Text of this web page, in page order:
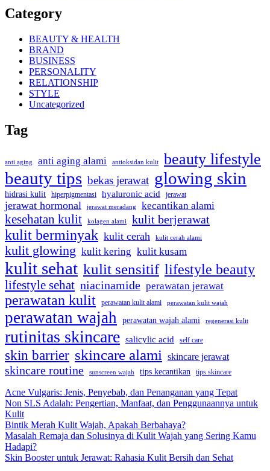
Category
BEAUTY & HEALTH
BRAND
BUSINESS
PERSONALITY
RELATIONSHIP
STYLE
Uncategorized
Tag
anti aging anti aging alami antioksidan kulit beauty lifestyle
beauty tips bekas jerawat glowing skin
hidrasi kulit hiperpigmentasi hyaluronic acid jerawat
jerawat hormonal jerawat meradang kecantikan alami
kesehatan kulit kolagen alami kulit berjerawat
kulit berminyak kulit cerah kulit cerah alami
kulit glowing kulit kering kulit kusam
kulit sehat kulit sensitif lifestyle beauty
lifestyle sehat niacinamide perawatan jerawat
perawatan kulit perawatan kulit alami perawatan kulit wajah
perawatan wajah perawatan wajah alami regenerasi kulit
rutinitas skincare salicylic acid self care
skin barrier skincare alami skincare jerawat
skincare routine sunscreen wajah tips kecantikan tips skincare
Acne Vulgaris: Jenis, Penyebab, dan Penanganan yang Tepat
Non SLS Adalah: Pengertian, Manfaat, dan Penggunaannya untuk
Kulit
Bintik Merah Kulit Wajah, Apakah Berbahaya?
Masalah Remaja dan Solusinya di Kulit Wajah yang Sering Kamu
Hadapi?
Skin Booster untuk Jerawat: Rahasia Kulit Bersih dan Sehat